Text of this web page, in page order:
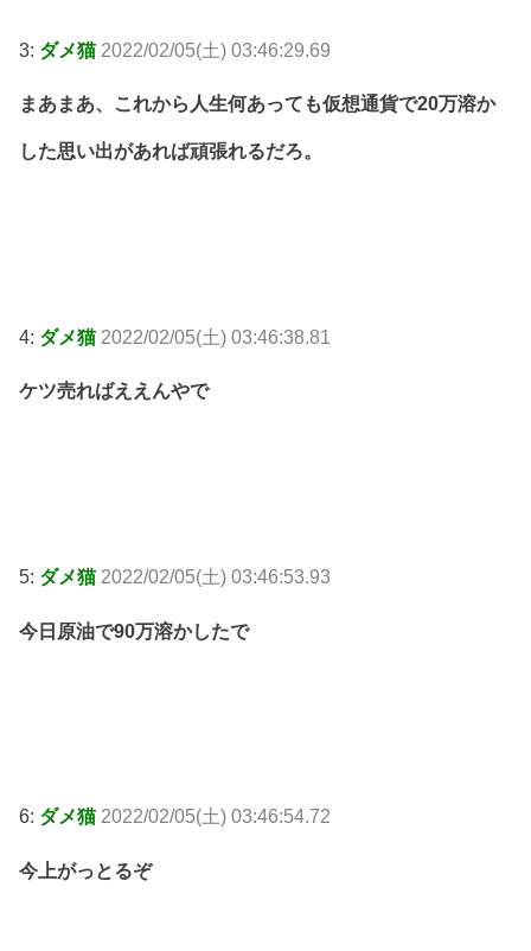
3: ダメ猫 2022/02/05(土) 03:46:29.69
まあまあ、これから人生何あっても仮想通貨で20万溶か
した思い出があれば頑張れるだろ。
4: ダメ猫 2022/02/05(土) 03:46:38.81
ケツ売ればええんやで
5: ダメ猫 2022/02/05(土) 03:46:53.93
今日原油で90万溶かしたで
6: ダメ猫 2022/02/05(土) 03:46:54.72
今上がっとるぞ